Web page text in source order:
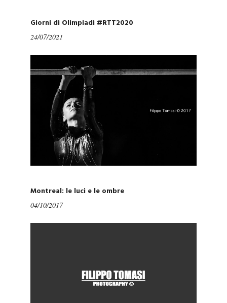
Giorni di Olimpiadi #RTT2020
24/07/2021
Montreal: le luci e le ombre
04/10/2017